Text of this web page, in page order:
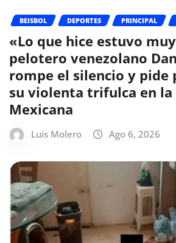
BEISBOL DEPORTES PRINCIPAL
«Lo que hice estuvo
pelotero venezolano
rompe el silencio y pide
su violenta trifulca en la
Mexicana
Luis Molero Ago 6, 2026